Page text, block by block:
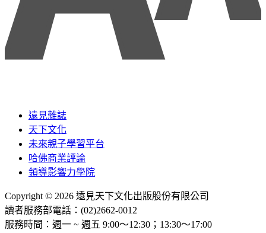
遠見雜誌
天下文化
未來親子學習平台
哈佛商業評論
領導影響力學院
Copyright © 2026 遠見天下文化出版股份有限公司
讀者服務部電話：(02)2662-0012
服務時間：週一 ~ 週五 9:00～12:30；13:30～17:00